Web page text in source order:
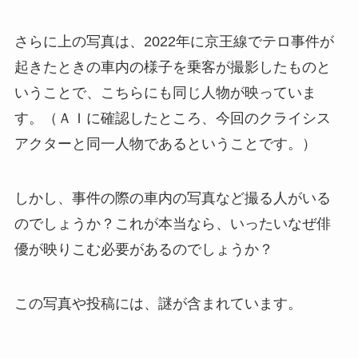
さらに上の写真は、2022年に京王線でテロ事件が
起きたときの車内の様子を乗客が撮影したものと
いうことで、こちらにも同じ人物が映っていま
す。（ＡＩに確認したところ、今回のクライシス
アクターと同一人物であるということです。）
しかし、事件の際の車内の写真など撮る人がいる
のでしょうか？これが本当なら、いったいなぜ俳
優が映りこむ必要があるのでしょうか？
この写真や投稿には、謎が含まれています。